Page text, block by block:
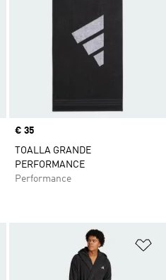
Precio
€ 35
TOALLA GRANDE
PERFORMANCE
Performance
Añadir a la lista de deseos